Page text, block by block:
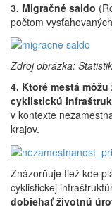
3. Migračné saldo
počtom
Zdroj obrázka:
4. Ktoré mestá
cyklistickú
v kontexte
krajov.
Znázorňuje tiež kde
cyklistickej
dobiehať životnú